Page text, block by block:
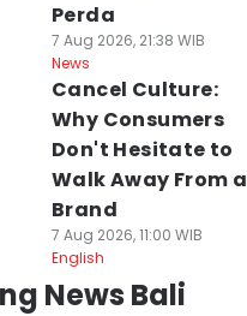
Perda
7 Aug 2026, 21:38 WIB
News
Cancel Culture:
Why Consumers
Don't Hesitate to
Walk Away From a
Brand
7 Aug 2026, 11:00 WIB
English
News Bali